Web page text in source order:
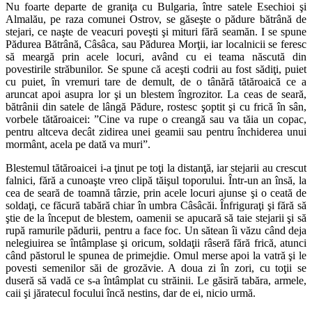
Nu foarte departe de graniţa cu Bulgaria, între satele Esechioi şi
Almalău, pe raza comunei Ostrov, se găseşte o pădure bătrână de
stejari, ce naşte de veacuri poveşti şi mituri fără seamăn. I se spune
Pădurea Bătrână, Câsâca, sau Pădurea Morţii, iar localnicii se feresc
să meargă prin acele locuri, având cu ei teama născută din
povestirile străbunilor. Se spune că aceşti codrii au fost sădiţi, puiet
cu puiet, în vremuri tare de demult, de o tânără tătăroaică ce a
aruncat apoi asupra lor şi un blestem îngrozitor. La ceas de seară,
bătrânii din satele de lângă Pădure, rostesc şoptit şi cu frică în sân,
vorbele tătăroaicei: ”Cine va rupe o creangă sau va tăia un copac,
pentru altceva decât zidirea unei geamii sau pentru închiderea unui
mormânt, acela pe dată va muri”.
Blestemul tătăroaicei i-a ţinut pe toţi la distanţă, iar stejarii au crescut
falnici, fără a cunoaşte vreo clipă tăişul toporului. Într-un an însă, la
cea de seară de toamnă târzie, prin acele locuri ajunse şi o ceată de
soldaţi, ce făcură tabără chiar în umbra Câsâcăi. Înfriguraţi şi fără să
ştie de la început de blestem, oamenii se apucară să taie stejarii şi să
rupă ramurile pădurii, pentru a face foc. Un sătean îi văzu când deja
nelegiuirea se întâmplase şi oricum, soldaţii râseră fără frică, atunci
când păstorul le spunea de primejdie. Omul merse apoi la vatră şi le
povesti semenilor săi de grozăvie. A doua zi în zori, cu toţii se
duseră să vadă ce s-a întâmplat cu străinii. Le găsiră tabăra, armele,
caii şi jăratecul focului încă nestins, dar de ei, nicio urmă.